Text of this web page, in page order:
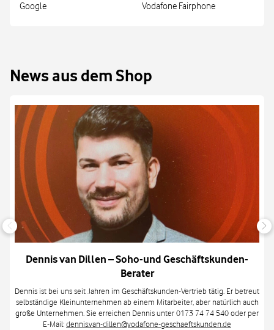
Google
Vodafone Fairphone
News aus dem Shop
Dennis van Dillen – Soho-und Geschäftskunden-
Berater
Dennis ist bei uns seit Jahren im Geschäftskunden-Vertrieb tätig. Er betreut
selbständige Kleinunternehmen ab einem Mitarbeiter, aber natürlich auch
große Unternehmen. Sie erreichen Dennis unter 0173 74 74 540 oder per
E-Mail:dennis.van-dillen@vodafone-geschaeftskunden.de